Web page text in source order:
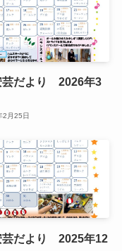
芸だより 2026年3
2月25日
芸だより 2025年12